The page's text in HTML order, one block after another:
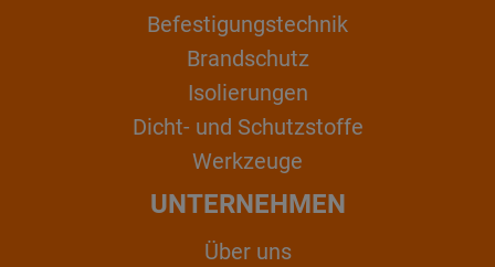
Befestigungstechnik
Brandschutz
Isolierungen
Dicht- und Schutzstoffe
Werkzeuge
UNTERNEHMEN
Über uns